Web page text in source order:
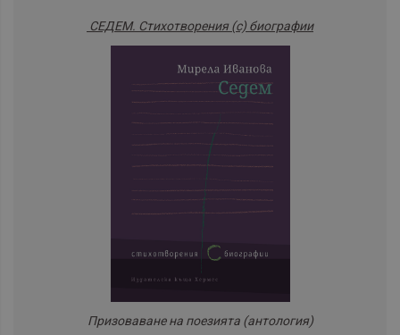
СЕДЕМ. Стихотворения (с) биографии
Призоваване на поезията (антология)